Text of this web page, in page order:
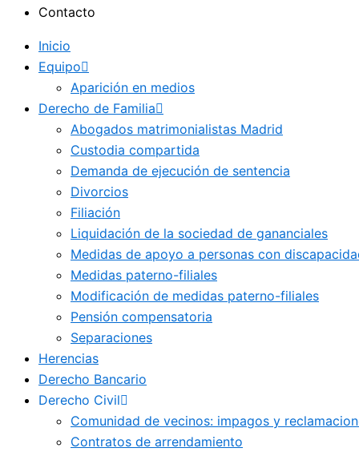
Contacto
Inicio
Equipo
Aparición en medios
Derecho de Familia
Abogados matrimonialistas Madrid
Custodia compartida
Demanda de ejecución de sentencia
Divorcios
Filiación
Liquidación de la sociedad de gananciales
Medidas de apoyo a personas con
Medidas paterno-filiales
Modificación de medidas paterno-filiales
Pensión compensatoria
Separaciones
Herencias
Derecho Bancario
Derecho Civil
Comunidad de vecinos: impagos y
Contratos de arrendamiento